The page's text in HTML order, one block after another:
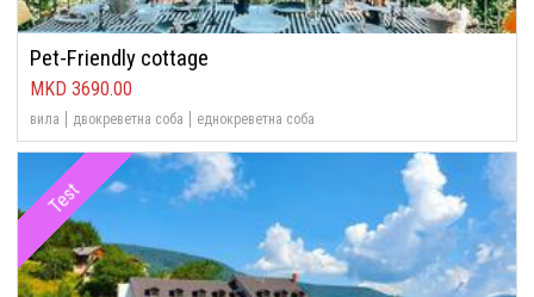
Pet-Friendly cottage
3690.00
вила двокреветна соба еднокреветна соба
Test